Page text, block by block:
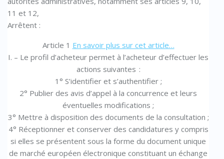
11 et 12,
Arrêtent :
Article 1 En savoir plus sur cet article…
I. – Le profil d’acheteur permet à l’acheteur d’effectuer les
actions suivantes :
1° S’identifier et s’authentifier ;
2° Publier des avis d’appel à la concurrence et leurs
éventuelles modifications ;
3° Mettre à disposition des documents de la consultation ;
4° Réceptionner et conserver des candidatures y compris
si elles se présentent sous la forme du document unique
de marché européen électronique constituant un échange